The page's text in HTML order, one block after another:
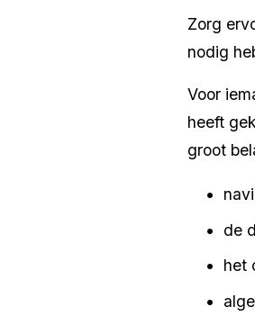
Zorg
nodig
Voor
heeft
groot
de
het